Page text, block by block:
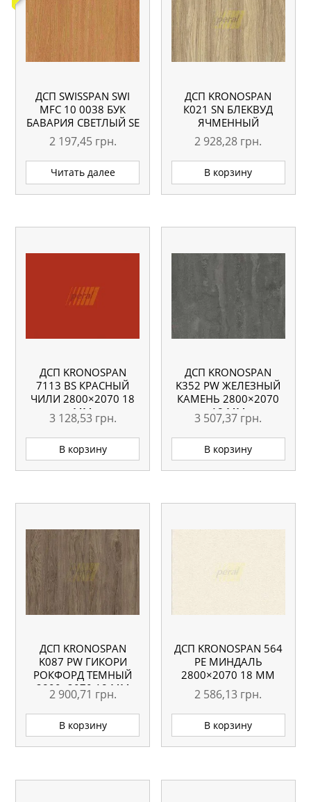
ДСП SWISSPAN SWI
MFC 10 0038 БУК
БАВАРИЯ СВЕТЛЫЙ SE
18 ММ
2 197,45 грн.
Читать далее
ДСП KRONOSPAN
К021 SN БЛЕКВУД
ЯЧМЕННЫЙ
2800×2070 18 ММ
2 928,28 грн.
В корзину
ДСП KRONOSPAN
7113 BS КРАСНЫЙ
ЧИЛИ 2800×2070 18
ММ
3 128,53 грн.
В корзину
ДСП KRONOSPAN
K352 PW ЖЕЛЕЗНЫЙ
КАМЕНЬ 2800×2070
18 ММ
3 507,37 грн.
В корзину
ДСП KRONOSPAN
K087 PW ГИКОРИ
РОКФОРД ТЕМНЫЙ
2800×2070 18 ММ
2 900,71 грн.
В корзину
ДСП KRONOSPAN 564
РЕ МИНДАЛЬ
2800×2070 18 ММ
2 586,13 грн.
В корзину